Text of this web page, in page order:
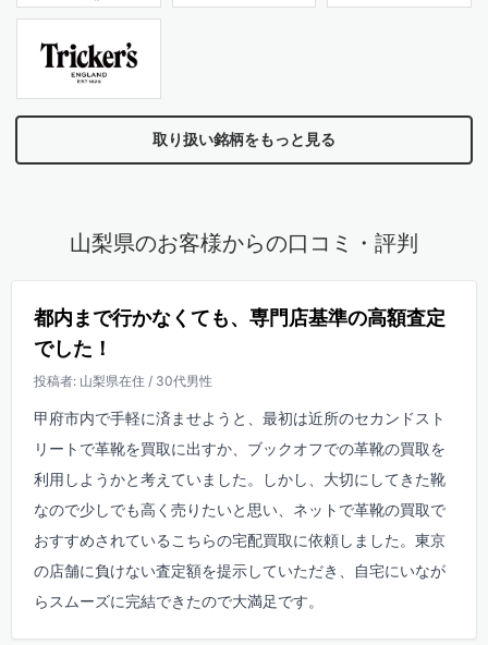
取り扱い銘柄をもっと見る
山梨県のお客様からの口コミ・評判
都内まで行かなくても、専門店基準の高額査定
でした！
投稿者: 山梨県在住 / 30代男性
甲府市内で手軽に済ませようと、最初は近所のセカンドスト
リートで革靴を買取に出すか、ブックオフでの革靴の買取を
利用しようかと考えていました。しかし、大切にしてきた靴
なので少しでも高く売りたいと思い、ネットで革靴の買取で
おすすめされているこちらの宅配買取に依頼しました。東京
の店舗に負けない査定額を提示していただき、自宅にいなが
らスムーズに完結できたので大満足です。